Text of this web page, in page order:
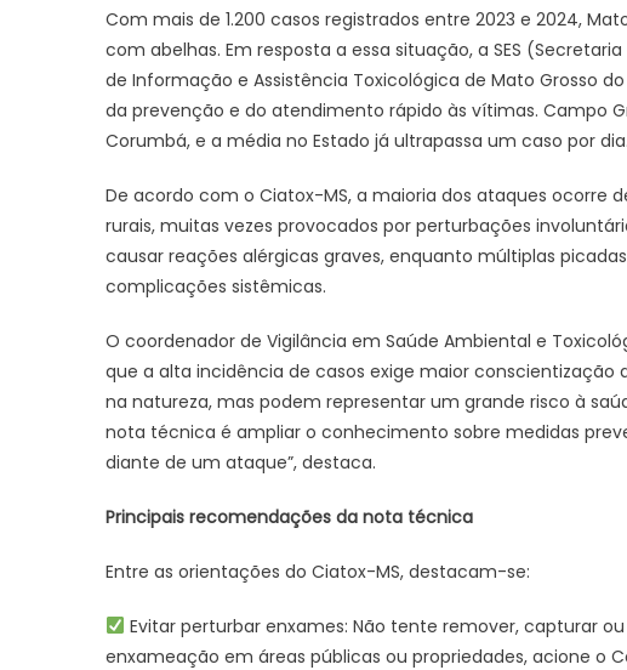
Com mais de 1.200 casos registrados entre 2023 e 2024,
com abelhas. Em resposta a essa situação, a SES
de Informação e Assistência Toxicológica de Mato Grosso
da prevenção e do atendimento rápido às vítimas. Campo
Corumbá, e a média no Estado já ultrapassa um caso por dia.
De acordo com o Ciatox-MS, a maioria dos ataques ocorre
rurais, muitas vezes provocados por perturbações
causar reações alérgicas graves, enquanto múltiplas
complicações sistêmicas.
O coordenador de Vigilância em Saúde Ambiental e
que a alta incidência de casos exige maior
na natureza, mas podem representar um grande risco à
nota técnica é ampliar o conhecimento sobre medidas
diante de um ataque”, destaca.
Principais recomendações da nota técnica
Entre as orientações do Ciatox-MS, destacam-se:
Evitar perturbar enxames: Não tente remover, capturar
enxameação em áreas públicas ou propriedades, acione o